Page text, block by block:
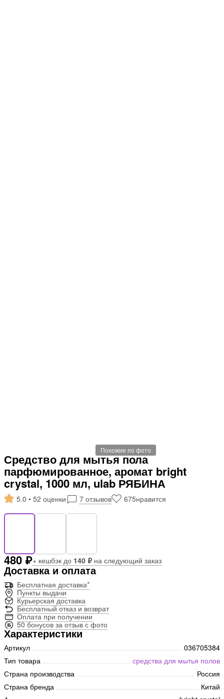
Похожие по фото
Средство для мытья пола
парфюмированное, аромат bright
crystal, 1000 мл, ulab РЯБИНА
5.0 • 52 оценки 7 отзывов 675нравится
480 ₽+ кешбэк до 140 ₽ на следующий заказ
Доставка и оплата
Бесплатная доставка*
Пункты выдачи
Курьерская доставка
Бесплатный отказ и возврат
Оплата при получении
50 бонусов за отзыв с фото
Характеристики
Артикул
036705384
Тип товара
средства для мытья полов
Страна производства
Россия
Страна бренда
Китай